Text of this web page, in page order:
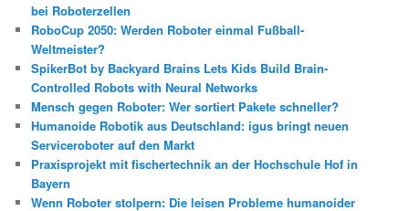
bei Roboterzellen
RoboCup 2050: Werden Roboter einmal Fußball-
Weltmeister?
SpikerBot by Backyard Brains Lets Kids Build Brain-
Controlled Robots with Neural Networks
Mensch gegen Roboter: Wer sortiert Pakete schneller?
Humanoide Robotik aus Deutschland: igus bringt neuen
Serviceroboter auf den Markt
Praxisprojekt mit fischertechnik an der Hochschule Hof in
Bayern
Wenn Roboter stolpern: Die leisen Probleme humanoider